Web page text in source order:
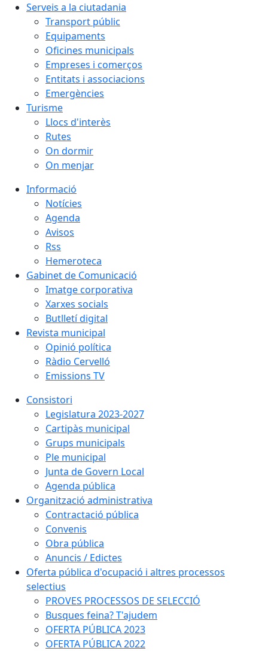
Serveis a la ciutadania
Transport públic
Equipaments
Oficines municipals
Empreses i comerços
Entitats i associacions
Emergències
Turisme
Llocs d'interès
Rutes
On dormir
On menjar
Informació
Notícies
Agenda
Avisos
Rss
Hemeroteca
Gabinet de Comunicació
Imatge corporativa
Xarxes socials
Butlletí digital
Revista municipal
Opinió política
Ràdio Cervelló
Emissions TV
Consistori
Legislatura 2023-2027
Cartipàs municipal
Grups municipals
Ple municipal
Junta de Govern Local
Agenda pública
Organització administrativa
Contractació pública
Convenis
Obra pública
Anuncis / Edictes
Oferta pública d'ocupació i altres processos
selectius
PROVES PROCESSOS DE SELECCIÓ
Busques feina? T'ajudem
OFERTA PÚBLICA 2023
OFERTA PÚBLICA 2022